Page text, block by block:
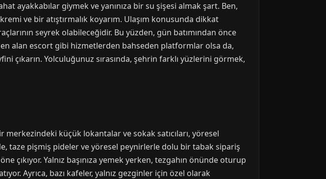
ayakkabılar giymek ve yanınıza bir su şişesi almak şart. Ben,
ve bir atıştırmalık koyarım. Ulaşım konusunda dikkat
seyrek olabileceğidir. Bu yüzden, gün batımından önce
alan escort gibi hizmetlerden bahseden platformlar olsa da,
çıkarın. Yolculuğunuz sırasında, şehrin farklı yüzlerini görmek,
küçük lokantalar ve sokak satıcıları, yöresel
taze pişmiş pideler ve yöresel peynirlerle dolu bir tabak sipariş
çıkıyor. Yalnız başınıza yemek yerken, tezgahın önünde oturup
Ayrıca, bazı kafeler, yalnız gezginler için özel olarak